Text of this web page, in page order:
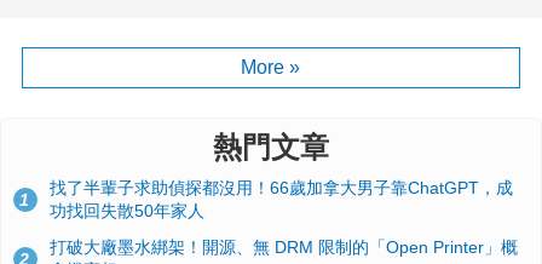
More »
熱門文章
1
找了半輩子求助偵探都沒用！66歲加拿大男子靠ChatGPT，成
功找回失散50年家人
2
打破大廠墨水綁架！開源、無 DRM 限制的「Open Printer」概